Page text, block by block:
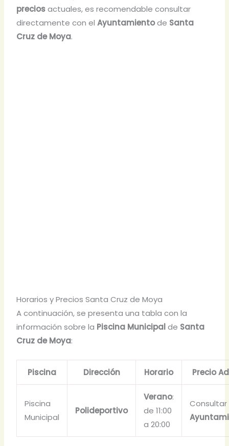
preciosactuales, es recomendable consultar
directamente con elAyuntamientode Santa
Cruz de Moya.
Horarios y Precios Santa Cruz de Moya
A continuación, se presenta una tabla con la
información sobre la Piscina Municipalde Santa
Cruz de Moya:
Piscina Dirección Horario Precio
Piscina
Municipal
Polideportivo
Verano:
de 11:00
a 20:00
Consultar